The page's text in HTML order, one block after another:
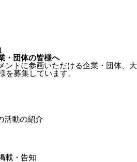
・団体の皆様へ
ントに参画いただける企業・団体、大
を募集しています。
活動の紹介
載・告知